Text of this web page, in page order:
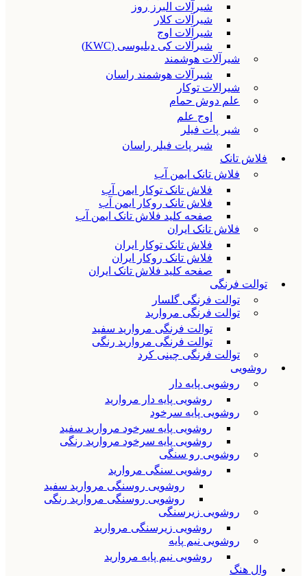
شیرآلات البرز روز
شیرآلات کلار
شیرآلات اوج
شیرآلات کی دبلیوسی (KWC)
شیرآلات هوشمند
شیرآلات هوشمند راسان
شیرالات توکار
علم دوش حمام
اوج علم
شیر پات فیلر
شیر پات فیلر راسان
فلاش تانک
فلاش تانک ایمن آب
فلاش تانک توکار ایمن آب
فلاش تانک روکار ایمن آب
صفحه کلید فلاش تانک ایمن آب
فلاش تانک ایران
فلاش تانک توکار ایران
فلاش تانک روکار ایران
صفحه کلید فلاش تانک ایران
توالت فرنگی
توالت فرنگی گلسار
توالت فرنگی مروارید
توالت فرنگی مروارید سفید
توالت فرنگی مروارید رنگی
توالت فرنگی چینی کرد
روشویی
روشویی پایه دار
روشویی پایه دار مروارید
روشویی پایه سرخود
روشویی پایه سرخود مروارید سفید
روشویی پایه سرخود مروارید رنگی
روشویی رو سنگی
روشویی سنگی مروارید
روشویی روسنگی مروارید سفید
روشویی روسنگی مروارید رنگی
روشویی زیرسنگی
روشویی زیرسنگی مروارید
روشویی نیم پایه
روشویی نیم پایه مروارید
وال هنگ